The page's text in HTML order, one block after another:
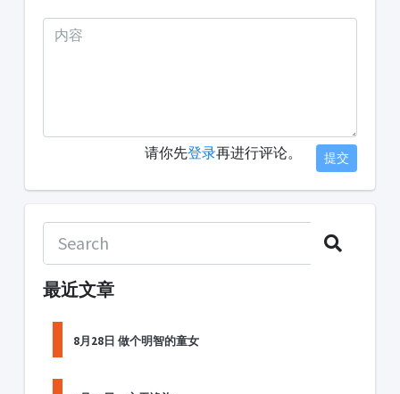
请你先登录再进行评论。 提交
最近文章
8月28日 做个明智的童女